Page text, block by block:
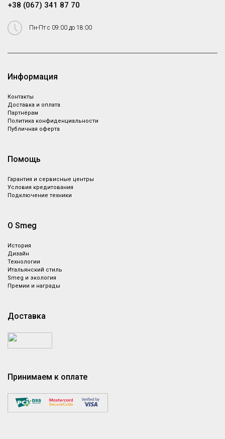
+38 (067) 341 87 70
Пн-Пт с 09:00 до 18:00
Информация
Контакты
Доставка и оплата
Партнёрам
Политика конфиденциальности
Публичная оферта
Помощь
Гарантия и сервисные центры
Условия кредитования
Подключение техники
О Smeg
История
Дизайн
Технологии
Итальянский стиль
Smeg и экология
Премии и награды
Доставка
Принимаем к оплате